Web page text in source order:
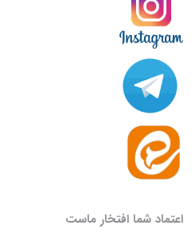
اعتماد شما افتخار ماست